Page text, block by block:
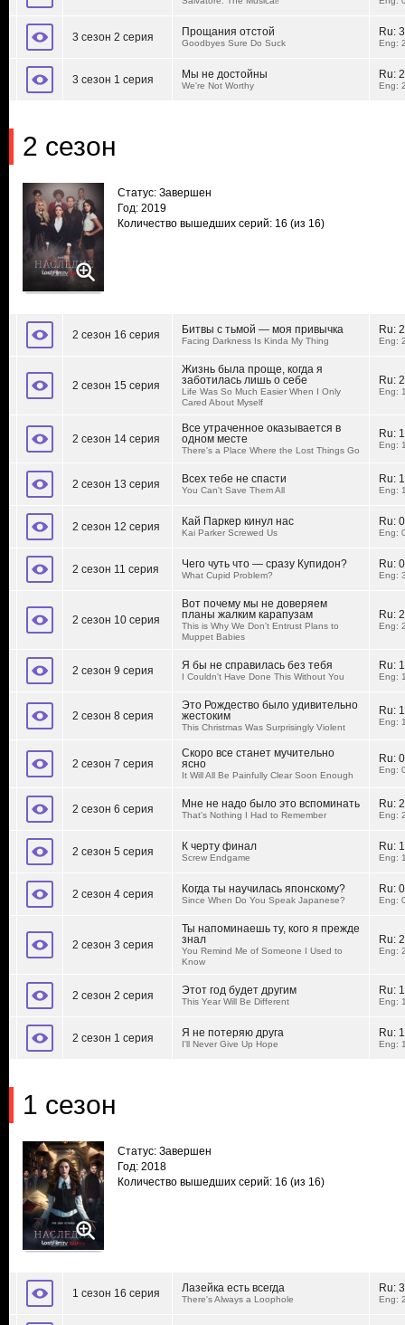
3 сезон 2 серия Прощания отстой
Goodbyes Sure Do Suck
Ru:
Eng:
3 сезон 1 серия Мы не достойны
We're Not Worthy
Ru:
Eng:
2 сезон
Статус: Завершен
Год: 2019
Количество вышедших серий: 16 (из 16)
2 сезон 16 серия Битвы с тьмой — моя привычка
Facing Darkness Is Kinda My Thing
Ru:
Eng:
2 сезон 15 серия
Жизнь была проще, когда я
заботилась лишь о себе
Life Was So Much Easier When I Only
Cared About Myself
Ru:
Eng:
2 сезон 14 серия
Все утраченное оказывается в
одном месте
There's a Place Where the Lost Things Go
Ru:
Eng:
2 сезон 13 серия Всех тебе не спасти
You Can't Save Them All
Ru:
Eng:
2 сезон 12 серия Кай Паркер кинул нас
Kai Parker Screwed Us
Ru:
Eng:
2 сезон 11 серия Чего чуть что — сразу Купидон?
What Cupid Problem?
Ru:
Eng:
2 сезон 10 серия
Вот почему мы не доверяем
планы жалким карапузам
This is Why We Don't Entrust Plans to
Muppet Babies
Ru:
Eng:
2 сезон 9 серия Я бы не справилась без тебя
I Couldn't Have Done This Without You
Ru:
Eng:
2 сезон 8 серия
Это Рождество было удивительно
жестоким
This Christmas Was Surprisingly Violent
Ru:
Eng:
2 сезон 7 серия
Скоро все станет мучительно
ясно
It Will All Be Painfully Clear Soon Enough
Ru:
Eng:
2 сезон 6 серия Мне не надо было это вспоминать
That's Nothing I Had to Remember
Ru:
Eng:
2 сезон 5 серия К черту финал
Screw Endgame
Ru:
Eng:
2 сезон 4 серия Когда ты научилась японскому?
Since When Do You Speak Japanese?
Ru:
Eng:
2 сезон 3 серия
Ты напоминаешь ту, кого я прежде
знал
You Remind Me of Someone I Used to
Know
Ru:
Eng:
2 сезон 2 серия Этот год будет другим
This Year Will Be Different
Ru:
Eng:
2 сезон 1 серия Я не потеряю друга
I'll Never Give Up Hope
Ru:
Eng:
1 сезон
Статус: Завершен
Год: 2018
Количество вышедших серий: 16 (из 16)
1 сезон 16 серия Лазейка есть всегда
There's Always a Loophole
Ru:
Eng: